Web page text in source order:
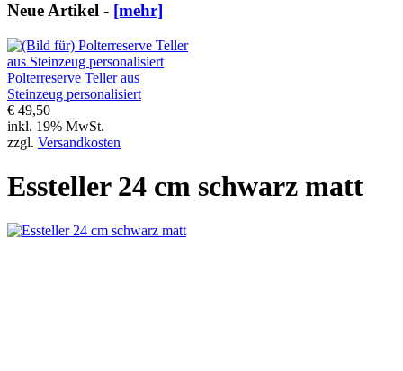
Neue Artikel - [mehr]
Polterreserve Teller aus
Steinzeug personalisiert
€ 49,50
inkl. 19% MwSt.
zzgl. Versandkosten
Essteller 24 cm schwarz matt